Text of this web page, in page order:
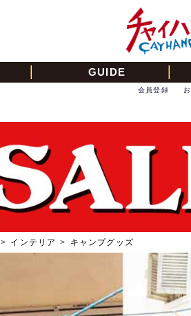
GUIDE
会員登録
> インテリア > キャンプグッズ